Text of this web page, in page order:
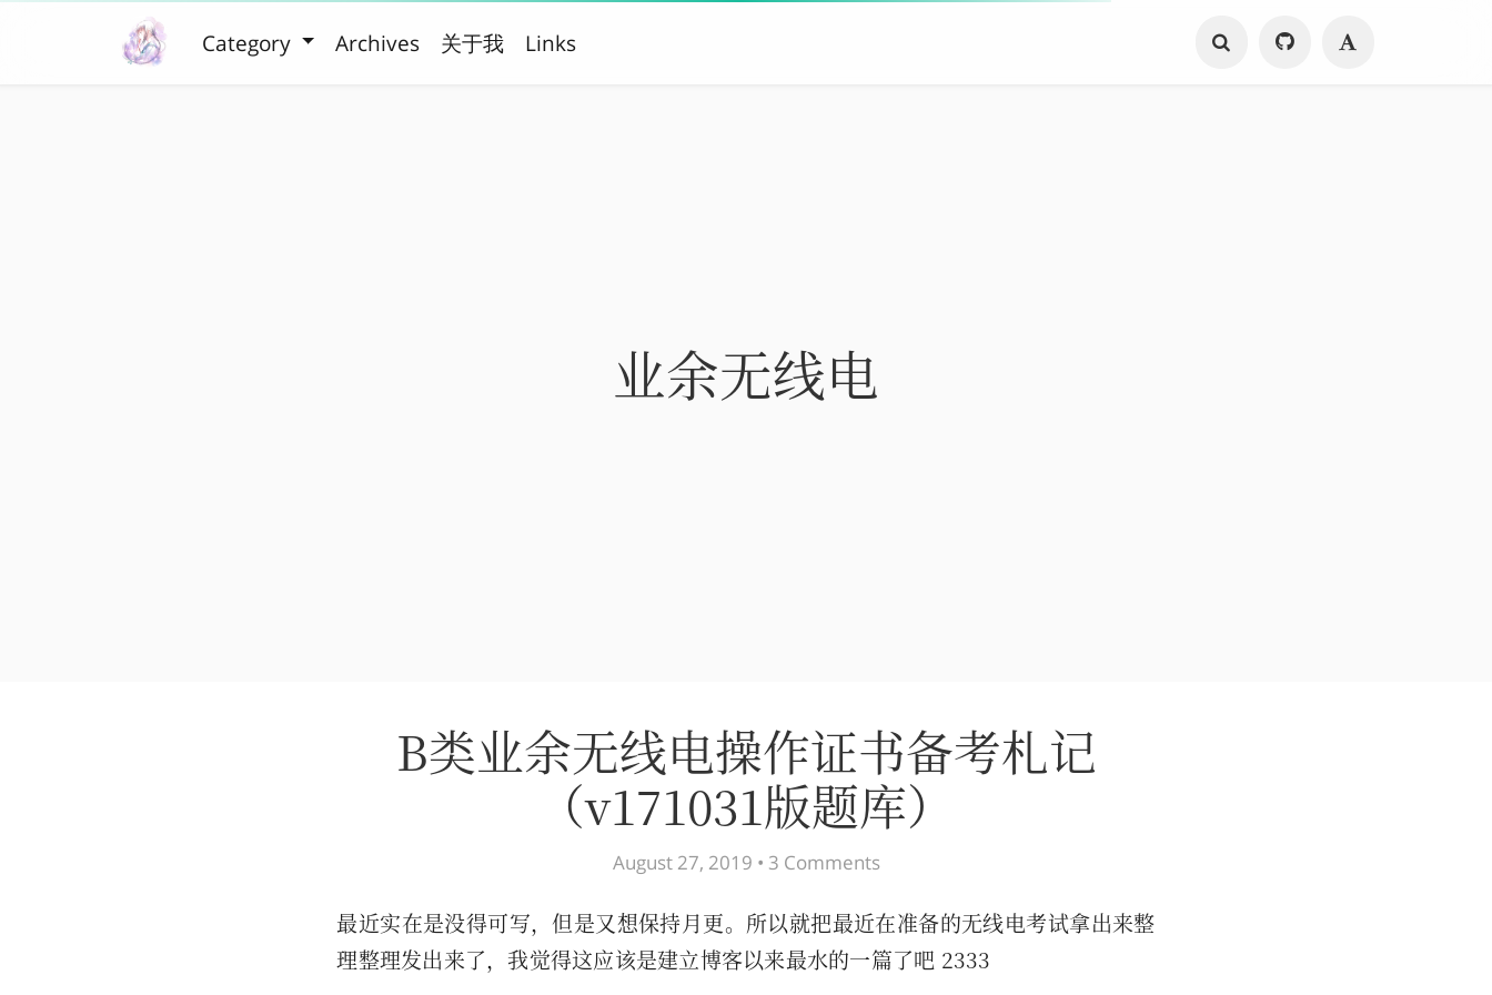
Category Archives 关于我 Links
业余无线电
B类业余无线电操作证书备考札记
（v171031版题库）
August 27, 2019 • 3 Comments
最近实在是没得可写，但是又想保持月更。所以就把最近在准备的无线电考试拿出来整
理整理发出来了，我觉得这应该是建立博客以来最水的一篇了吧 2333